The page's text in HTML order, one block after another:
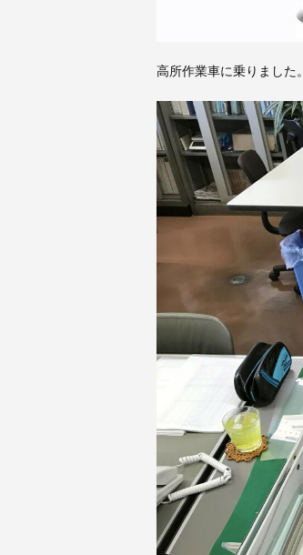
高所作業車に乗りました。